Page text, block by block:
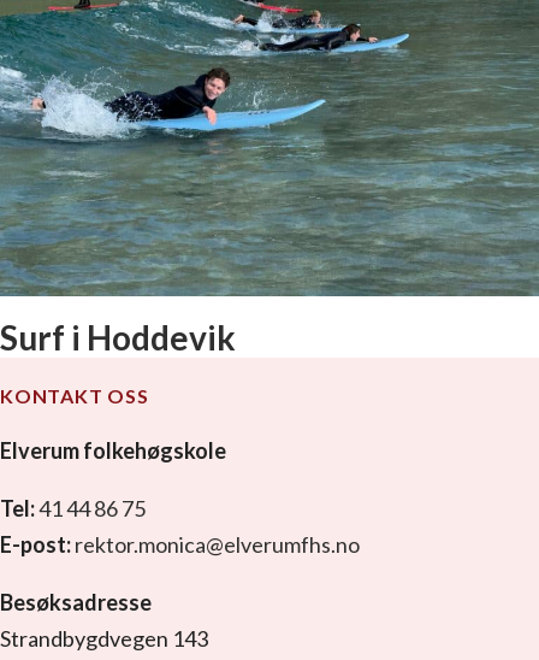
Se bilder fra
Backpacker/Ekstremsport på
juving
Surf i Hoddevik
KONTAKT OSS
Elverum folkehøgskole
Tel:41 44 86 75
E-post:rektor.monica@elverumfhs.no
Besøksadresse
Strandbygdvegen 143